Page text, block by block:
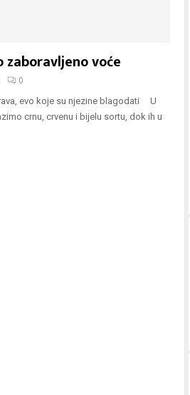
zaboravljeno voće
0
evo koje su njezine blagodati U
crnu, crvenu i bijelu sortu, dok ih u